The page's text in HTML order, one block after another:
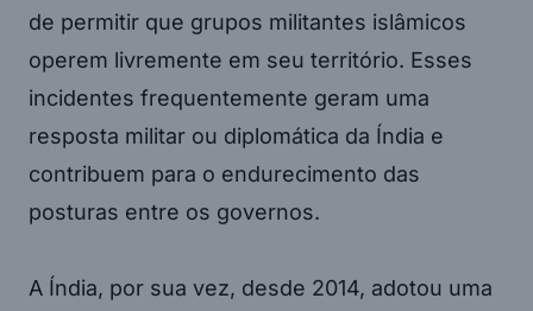
de permitir que grupos militantes islâmicos
operem livremente em seu território. Esses
incidentes frequentemente geram uma
resposta militar ou diplomática da Índia e
contribuem para o endurecimento das
posturas entre os governos.
A Índia, por sua vez, desde 2014, adotou uma